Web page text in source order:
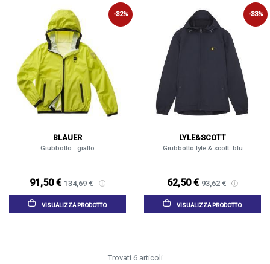
-32%
BLAUER
Giubbotto . giallo
91,50 € 134,69 €
VISUALIZZA PRODOTTO
-33%
LYLE&SCOTT
Giubbotto lyle & scott. blu
62,50 € 93,62 €
VISUALIZZA PRODOTTO
Trovati 6 articoli